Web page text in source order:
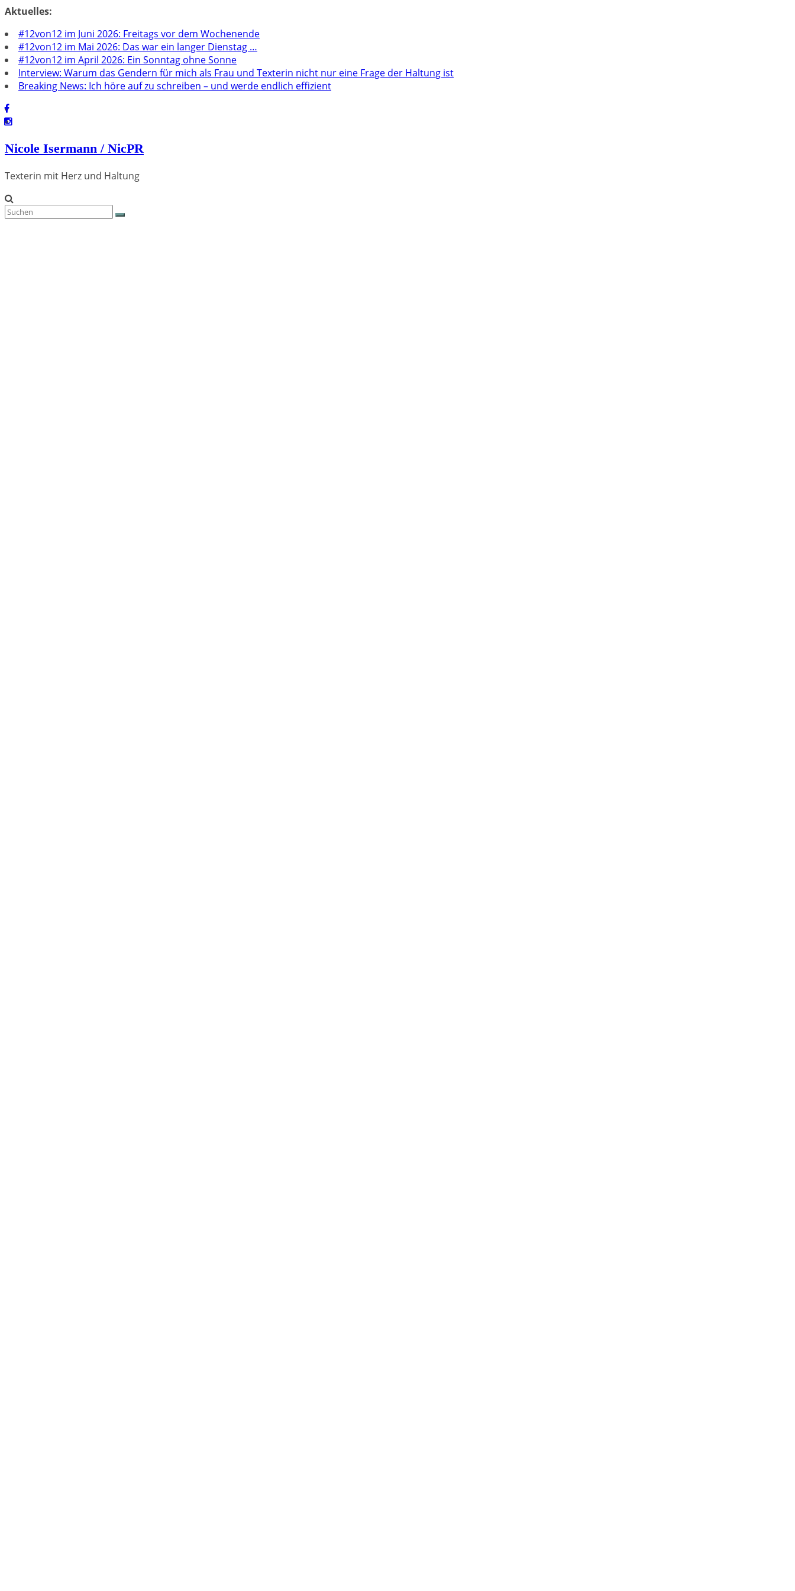
Zum
springen
Aktuelles:
#12von12 im Juni 2026: Freitags vor dem Wochenende
#12von12 im Mai 2026: Das war ein langer Dienstag …
#12von12 im April 2026: Ein Sonntag ohne Sonne
Interview: Warum das Gendern für mich als Frau und Texterin nicht nur eine Frage der Haltung ist
Breaking News: Ich höre auf zu schreiben – und werde endlich effizient
Nicole Isermann / NicPR
Texterin mit Herz und Haltung